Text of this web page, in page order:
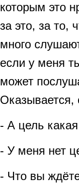
которым это
за это, за то,
много
если у меня
может
- А цель
- У меня нет
- Что вы